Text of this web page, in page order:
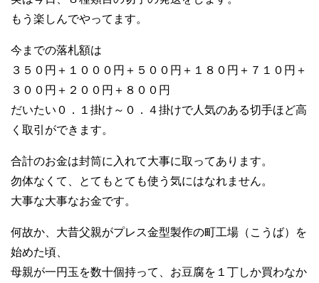
もう楽しんでやってます。
今までの落札額は
３５０円＋１０００円＋５００円＋１８０円＋７１０円＋
３００円＋２００円＋８００円
だいたい０．１掛け～０．４掛けで人気のある切手ほど高
く取引ができます。
合計のお金は封筒に入れて大事に取ってあります。
勿体なくて、とてもとても使う気にはなれません。
大事な大事なお金です。
何故か、大昔父親がプレス金型製作の町工場（こうば）を
始めた頃、
母親が一円玉を数十個持って、お豆腐を１丁しか買わなか